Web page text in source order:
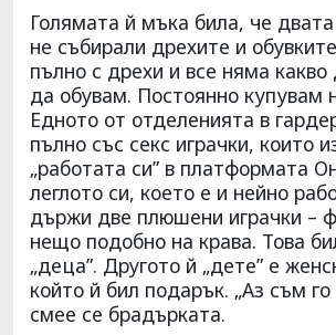
Голямата й мъка била, че
не събирали дрехите и
пълно с дрехи и все няма
да обувам. Постоянно купувам
Едното от отделенията в
пълно със секс играчки, които
„работата си” в платформата
леглото си, което е и нейно
държи две плюшени играчки –
нещо подобно на крава. Това
„деца”. Другото й „дете” е
който й бил подарък. „Аз съм
смее се брадърката.